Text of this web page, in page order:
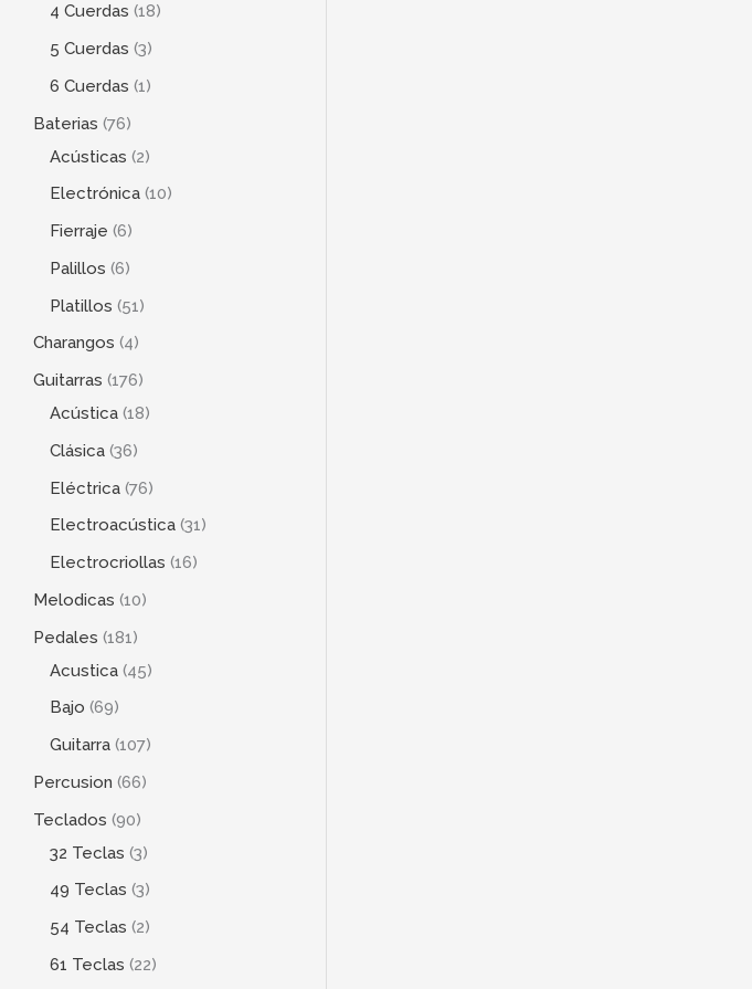
4 Cuerdas 18
5 Cuerdas 3
6 Cuerdas 1
Baterias 76
Acústicas 2
Electrónica 10
Fierraje 6
Palillos 6
Platillos 51
Charangos 4
Guitarras 176
Acústica 18
Clásica 36
Eléctrica 76
Electroacústica 31
Electrocriollas 16
Melodicas 10
Pedales 181
Acustica 45
Bajo 69
Guitarra 107
Percusion 66
Teclados 90
32 Teclas 3
49 Teclas 3
54 Teclas 2
61 Teclas 22